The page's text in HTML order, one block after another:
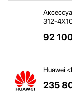
312-
92
Huawei <
235